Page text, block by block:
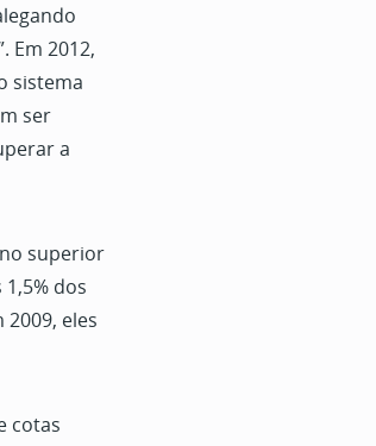
Em 2012,
sistema
ser
a
superior
dos
eles
cotas